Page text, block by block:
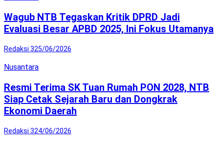
Wagub NTB Tegaskan Kritik DPRD Jadi
Evaluasi Besar APBD 2025, Ini Fokus Utamanya
Redaksi 325/06/2026
Nusantara
Resmi Terima SK Tuan Rumah PON 2028, NTB
Siap Cetak Sejarah Baru dan Dongkrak
Ekonomi Daerah
Redaksi 324/06/2026